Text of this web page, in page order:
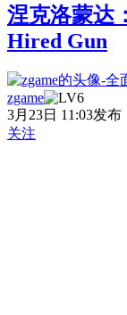
涅克洛蒙达
Hired Gun
zgame
3月23日 11:03发布
关注